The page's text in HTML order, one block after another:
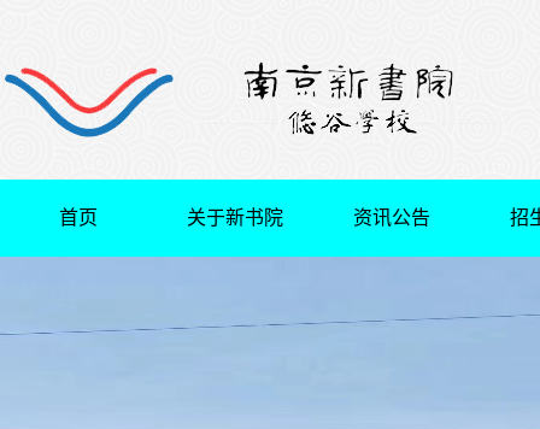
首页 关于新书院 资讯公告 招